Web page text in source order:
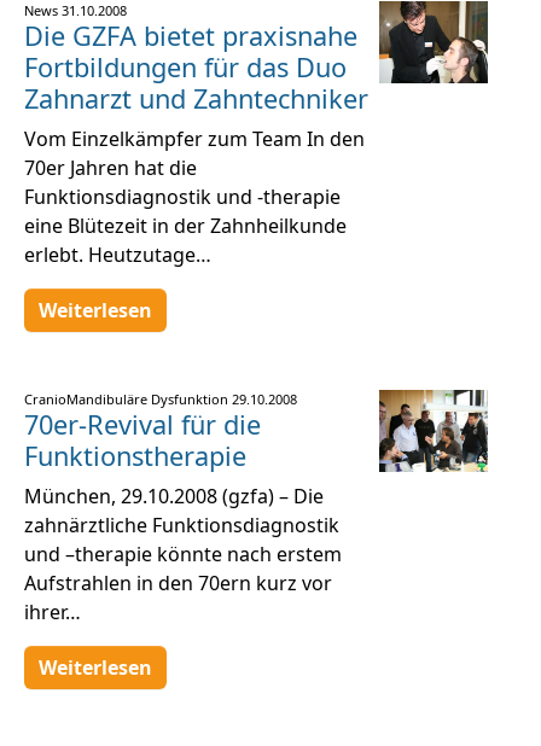
News 31.10.2008
Die GZFA bietet praxisnahe
Fortbildungen für das Duo
Zahnarzt und Zahntechniker
Vom Einzelkämpfer zum Team In den
70er Jahren hat die
Funktionsdiagnostik und -therapie
eine Blütezeit in der Zahnheilkunde
erlebt. Heutzutage…
Weiterlesen
CranioMandibuläre Dysfunktion 29.10.2008
70er-Revival für die
Funktionstherapie
München, 29.10.2008 (gzfa) – Die
zahnärztliche Funktionsdiagnostik
und –therapie könnte nach erstem
Aufstrahlen in den 70ern kurz vor
ihrer…
Weiterlesen